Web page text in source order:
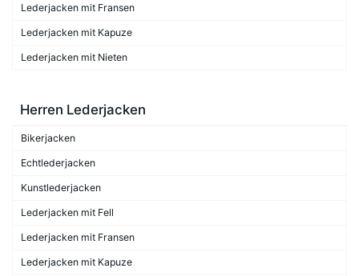
Lederjacken mit Fransen
Lederjacken mit Kapuze
Lederjacken mit Nieten
Herren Lederjacken
Bikerjacken
Echtlederjacken
Kunstlederjacken
Lederjacken mit Fell
Lederjacken mit Fransen
Lederjacken mit Kapuze